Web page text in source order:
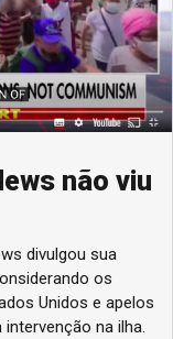
não viu
divulgou sua
os
Unidos e apelos
na ilha.